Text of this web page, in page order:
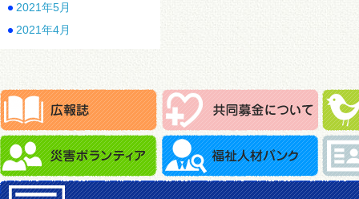
2021年5月
2021年4月